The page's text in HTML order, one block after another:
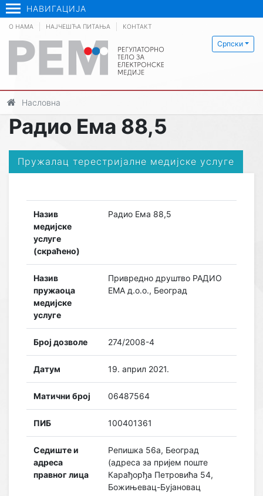
НАВИГАЦИЈА
Српски
О НАМА НАЈЧЕШЋА ПИТАЊА КОНТАКТ
Насловна
Радио Ема 88,5
Пружалац терестријалне медијске услуге
Назив
медијске
услуге
(скраћено)
Радио Ема 88,5
Назив
пружаоца
медијске
услуге
Привредно друштво РАДИО
ЕМА д.о.о., Београд
Број дозволе 274/2008-4
Датум 19. април 2021.
Матични број 06487564
ПИБ 100401361
Седиште и
адреса
правног лица
Репишка 56а, Београд
(адреса за пријем поште
Карађорђа Петровића 54,
Божињевац-Бујановац